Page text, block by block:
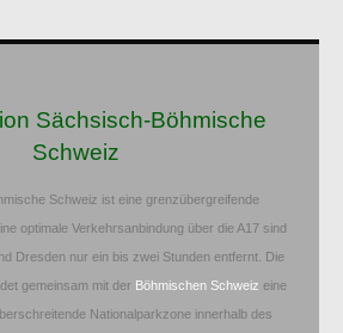
Sächsisch-Böhmische
Schweiz
Schweiz ist eine grenzübergreifende
optimale Verkehrsanbindung über die A17 sind
Dresden nur ein bis zwei Stunden entfernt. Die
gemeinsam mit der Böhmischen Schweiz eine
Nationalparkzone innerhalb des